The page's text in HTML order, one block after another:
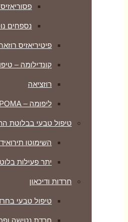
נספחים
פיטיריאזיס
קונדילומה –
רוזציאה
ליפומה – LIPOMA
טיפול טבעי בבלוטת
השימוטו
יתר פעילות
חרדות ודיכאון
טיפול טבעי
חרדת נטישה